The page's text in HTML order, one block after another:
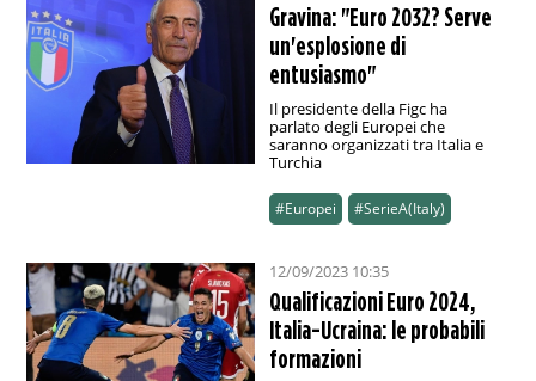
Gravina: "Euro 2032? Serve
un'esplosione di
entusiasmo"
Il presidente della Figc ha
parlato degli Europei che
saranno organizzati tra Italia e
Turchia
#Europei #SerieA(Italy)
12/09/2023 10:35
Qualificazioni Euro 2024,
Italia-Ucraina: le probabili
formazioni